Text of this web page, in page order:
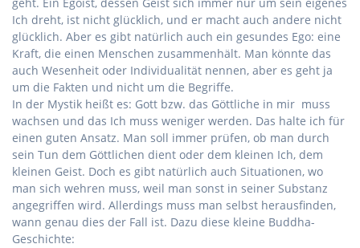
geht. Ein Egoist, dessen Geist sich immer nur um sein eigenes
Ich dreht, ist nicht glücklich, und er macht auch andere nicht
glücklich. Aber es gibt natürlich auch ein gesundes Ego: eine
Kraft, die einen Menschen zusammenhält. Man könnte das
auch Wesenheit oder Individualität nennen, aber es geht ja
um die Fakten und nicht um die Begriffe.
In der Mystik heißt es: Gott bzw. das Göttliche in mir muss
wachsen und das Ich muss weniger werden. Das halte ich für
einen guten Ansatz. Man soll immer prüfen, ob man durch
sein Tun dem Göttlichen dient oder dem kleinen Ich, dem
kleinen Geist. Doch es gibt natürlich auch Situationen, wo
man sich wehren muss, weil man sonst in seiner Substanz
angegriffen wird. Allerdings muss man selbst herausfinden,
wann genau dies der Fall ist. Dazu diese kleine Buddha-
Geschichte: